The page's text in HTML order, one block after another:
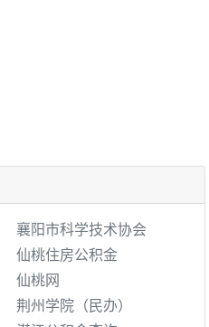
襄阳市科学技术协会
仙桃住房公积金
仙桃网
荆州学院（民办）